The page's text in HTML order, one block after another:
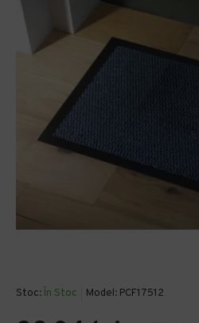
Stoc: În Stoc Model: PCF17512